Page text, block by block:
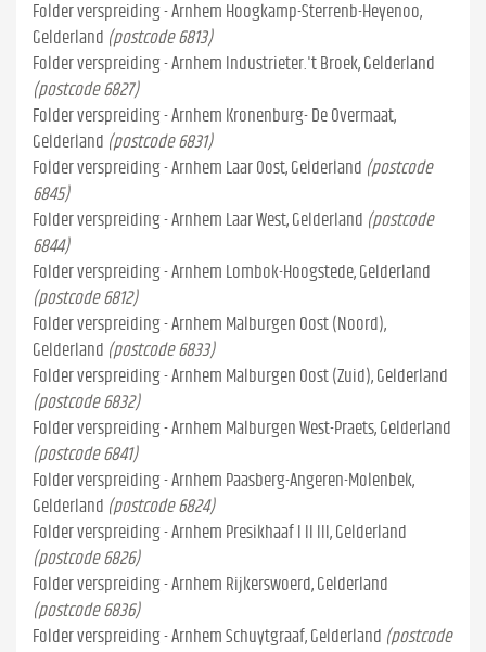
Folder verspreiding - Arnhem Hoogkamp-Sterrenb-Heyenoo,
Gelderland (postcode 6813)
Folder verspreiding - Arnhem Industrieter.'t Broek, Gelderland
(postcode 6827)
Folder verspreiding - Arnhem Kronenburg- De Overmaat,
Gelderland (postcode 6831)
Folder verspreiding - Arnhem Laar Oost, Gelderland (postcode
6845)
Folder verspreiding - Arnhem Laar West, Gelderland (postcode
6844)
Folder verspreiding - Arnhem Lombok-Hoogstede, Gelderland
(postcode 6812)
Folder verspreiding - Arnhem Malburgen Oost (Noord),
Gelderland (postcode 6833)
Folder verspreiding - Arnhem Malburgen Oost (Zuid), Gelderland
(postcode 6832)
Folder verspreiding - Arnhem Malburgen West-Praets, Gelderland
(postcode 6841)
Folder verspreiding - Arnhem Paasberg-Angeren-Molenbek,
Gelderland (postcode 6824)
Folder verspreiding - Arnhem Presikhaaf I II III, Gelderland
(postcode 6826)
Folder verspreiding - Arnhem Rijkerswoerd, Gelderland
(postcode 6836)
Folder verspreiding - Arnhem Schuytgraaf, Gelderland (postcode